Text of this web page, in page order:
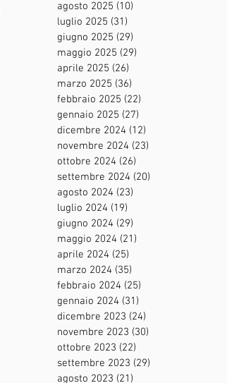
agosto 2025 (10)
luglio 2025 (31)
giugno 2025 (29)
maggio 2025 (29)
aprile 2025 (26)
marzo 2025 (36)
febbraio 2025 (22)
gennaio 2025 (27)
dicembre 2024 (12)
novembre 2024 (23)
ottobre 2024 (26)
settembre 2024 (20)
agosto 2024 (23)
luglio 2024 (19)
giugno 2024 (29)
maggio 2024 (21)
aprile 2024 (25)
marzo 2024 (35)
febbraio 2024 (25)
gennaio 2024 (31)
dicembre 2023 (24)
novembre 2023 (30)
ottobre 2023 (22)
settembre 2023 (29)
agosto 2023 (21)